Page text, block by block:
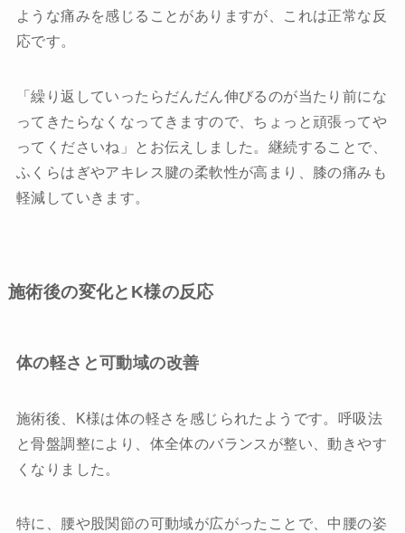
ような痛みを感じることがありますが、これは正常な反
応です。
「繰り返していったらだんだん伸びるのが当たり前にな
ってきたらなくなってきますので、ちょっと頑張ってや
ってくださいね」とお伝えしました。継続することで、
ふくらはぎやアキレス腱の柔軟性が高まり、膝の痛みも
軽減していきます。
施術後の変化とK様の反応
体の軽さと可動域の改善
施術後、K様は体の軽さを感じられたようです。呼吸法
と骨盤調整により、体全体のバランスが整い、動きやす
くなりました。
特に、腰や股関節の可動域が広がったことで、中腰の姿